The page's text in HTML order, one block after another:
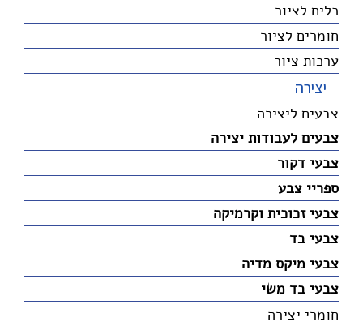
כלים לציור
חומרים לציור
ערכות ציור
יצירה
צבעים ליצירה
צבעים לעבודות יצירה
צבעי דקור
ספריי צבע
צבעי זכוכית וקרמיקה
צבעי בד
צבעי מיקס מדיה
צבעי בד משי
חומרי יצירה